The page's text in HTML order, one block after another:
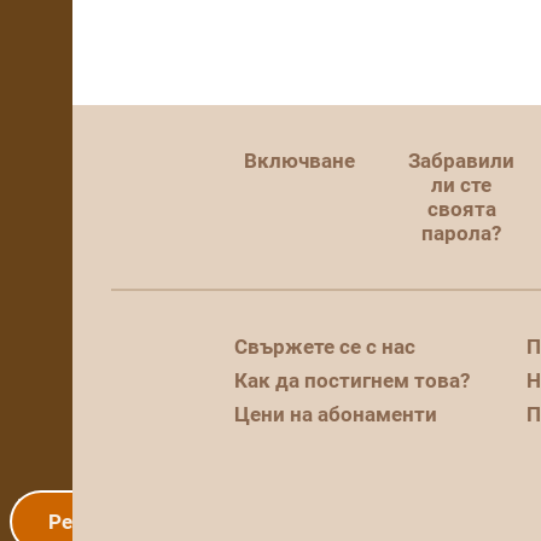
Регистрация
Включване
Забравили
ли сте
своята
парола?
Свържете се с нас
Как да постигнем това?
Цени на абонаменти